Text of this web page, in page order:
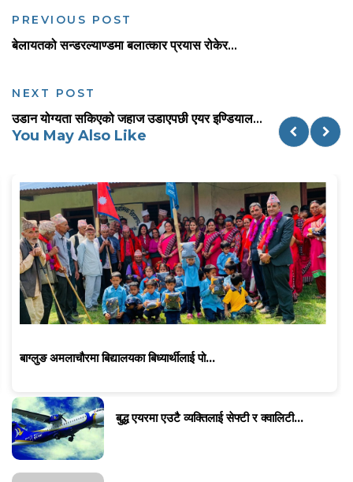
PREVIOUS POST
बेलायतको सन्डरल्याण्डमा बलात्कार प्रयास रोकेर...
NEXT POST
उडान योग्यता सकिएको जहाज उडाएपछी एयर इण्डियाल...
You May Also Like
बाग्लुङ अमलाचौरमा बिद्यालयका बिध्यार्थीलाई पो...
बुद्ध एयरमा एउटै व्यक्तिलाई सेफ्टी र क्वालिटी...